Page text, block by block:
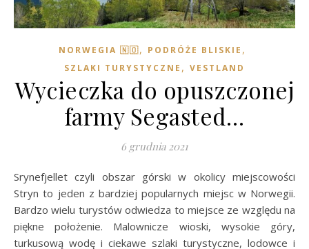
NORWEGIA 🇳🇴, PODRÓŻE BLISKIE ,
SZLAKI TURYSTYCZNE , VESTLAND
Wycieczka do opuszczonej
farmy Segasted…
6 grudnia 2021
Srynefjellet czyli obszar górski w okolicy miejscowości
Stryn to jeden z bardziej popularnych miejsc w Norwegii.
Bardzo wielu turystów odwiedza to miejsce ze względu na
piękne położenie. Malownicze wioski, wysokie góry,
turkusową wodę i ciekawe szlaki turystyczne, lodowce i